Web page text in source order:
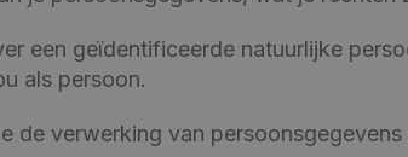
een geïdentificeerde natuurlijke
als persoon.
de verwerking van